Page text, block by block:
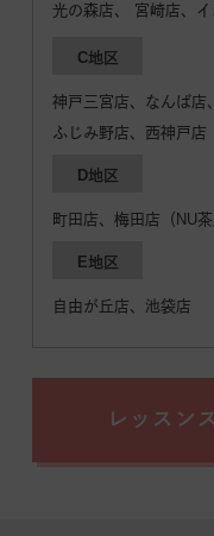
光の森店、 宮崎店、
C地区
神戸三宮店、なんば店
ふじみ野店、西神戸店
D地区
町田店、梅田店（NU茶
E地区
自由が丘店、池袋店
レッスン